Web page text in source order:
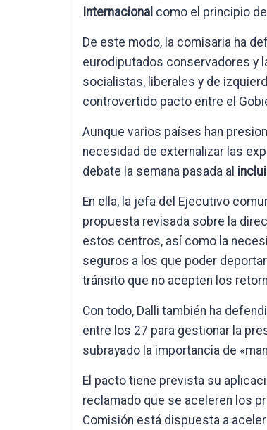
Internacional como el principio
De este modo, la comisaria ha
eurodiputados conservadores y
socialistas, liberales y de
controvertido pacto entre el
Aunque varios países han
necesidad de externalizar las
debate la semana pasada al
En ella, la jefa del Ejecutivo
propuesta revisada sobre la
estos centros, así como la
seguros a los que poder
tránsito que no acepten los
Con todo, Dalli también ha
entre los 27 para gestionar la
subrayado la importancia de
El pacto tiene prevista su
reclamado que se aceleren los
Comisión está dispuesta a